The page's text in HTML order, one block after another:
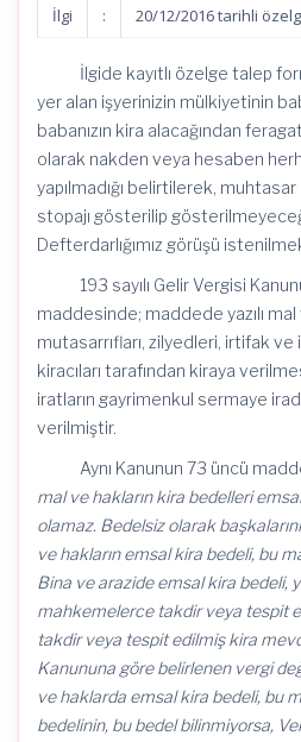
İlgi : 20/12/2016 tarihli
İlgide kayıtlı özelge talep
yer alan işyerinizin mülkiyetinin
babanızın kira alacağından
olarak nakden veya hesaben
yapılmadığı belirtilerek,
stopajı gösterilip
Defterdarlığımız görüşü
193 sayılı Gelir Vergisi
maddesinde; maddede yazılı mal
mutasarrıfları, zilyedleri, irtifak
kiracıları tarafından kiraya
iratların gayrimenkul sermaye
verilmiştir.
Aynı Kanunun 73 üncü
mal ve hakların kira bedelleri
olamaz. Bedelsiz olarak
ve hakların emsal kira bedeli, bu
Bina ve arazide emsal kira bedeli,
mahkemelerce takdir veya tespit
takdir veya tespit edilmiş kira
Kanununa göre belirlenen vergi
ve haklarda emsal kira bedeli, bu
bedelinin, bu bedel bilinmiyorsa,